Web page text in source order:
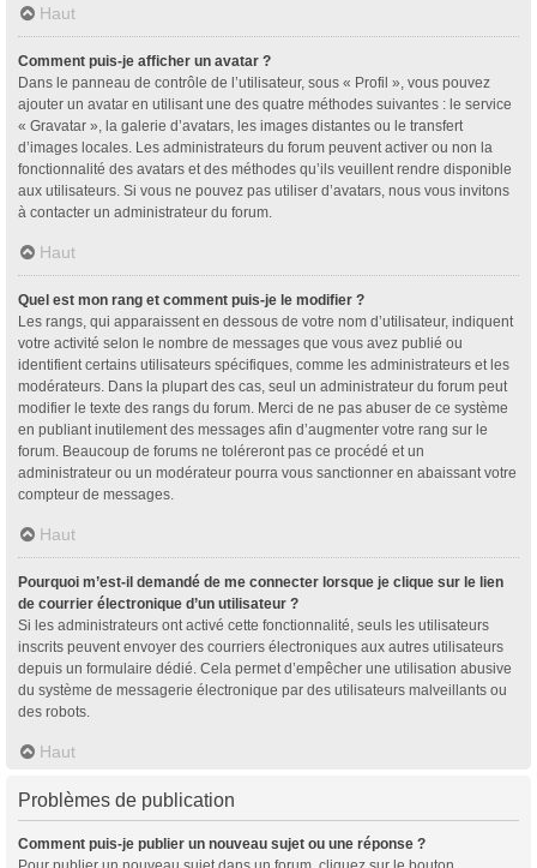
Haut
Comment puis-je afficher un avatar ?
Dans le panneau de contrôle de l’utilisateur, sous « Profil », vous pouvez
ajouter un avatar en utilisant une des quatre méthodes suivantes : le service
« Gravatar », la galerie d’avatars, les images distantes ou le transfert
d’images locales. Les administrateurs du forum peuvent activer ou non la
fonctionnalité des avatars et des méthodes qu’ils veuillent rendre disponible
aux utilisateurs. Si vous ne pouvez pas utiliser d’avatars, nous vous invitons
à contacter un administrateur du forum.
Haut
Quel est mon rang et comment puis-je le modifier ?
Les rangs, qui apparaissent en dessous de votre nom d’utilisateur, indiquent
votre activité selon le nombre de messages que vous avez publié ou
identifient certains utilisateurs spécifiques, comme les administrateurs et les
modérateurs. Dans la plupart des cas, seul un administrateur du forum peut
modifier le texte des rangs du forum. Merci de ne pas abuser de ce système
en publiant inutilement des messages afin d’augmenter votre rang sur le
forum. Beaucoup de forums ne toléreront pas ce procédé et un
administrateur ou un modérateur pourra vous sanctionner en abaissant votre
compteur de messages.
Haut
Pourquoi m’est-il demandé de me connecter lorsque je clique sur le lien
de courrier électronique d’un utilisateur ?
Si les administrateurs ont activé cette fonctionnalité, seuls les utilisateurs
inscrits peuvent envoyer des courriers électroniques aux autres utilisateurs
depuis un formulaire dédié. Cela permet d’empêcher une utilisation abusive
du système de messagerie électronique par des utilisateurs malveillants ou
des robots.
Haut
Problèmes de publication
Comment puis-je publier un nouveau sujet ou une réponse ?